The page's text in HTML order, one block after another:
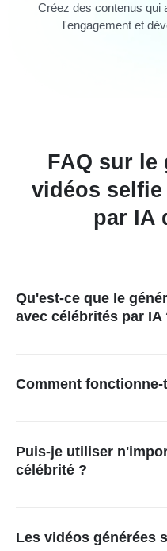
Créez des contenus qui
l'engagement et
FAQ sur le
vidéos
par IA
Qu'est-ce que le
avec célébrités par IA
Comment fonctionne-
manière naturelle.
Puis-je utiliser
célébrité ?
Les vidéos générées